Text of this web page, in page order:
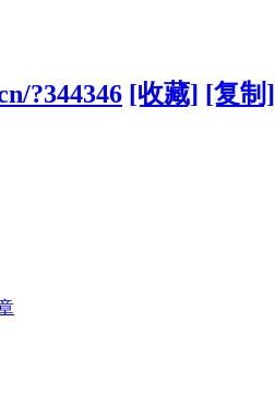
?344346 [收藏] [复制]